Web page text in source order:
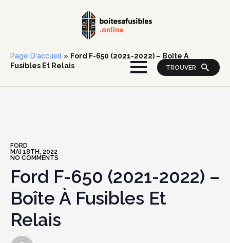
TROUVER
Page D'accueil » Ford F-650 (2021-2022) – Boîte À
Fusibles Et Relais
FORD
MAI 18TH, 2022
NO COMMENTS
Ford F-650 (2021-2022) –
Boîte À Fusibles Et
Relais